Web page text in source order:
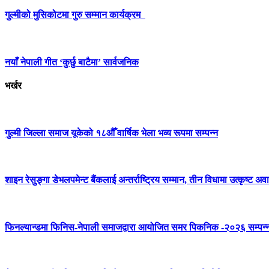
गुल्मीको मुसिकोटमा गुरु सम्मान कार्यक्रम
नयाँ नेपाली गीत ‘कुर्छु बाटैमा’ सार्वजनिक
भर्खर
गुल्मी जिल्ला समाज यूकेको १८औँ वार्षिक भेला भव्य रूपमा सम्पन्न
शाइन रेसुङ्गा डेभलपमेन्ट बैंकलाई अन्तर्राष्ट्रिय सम्मान, तीन विधामा उत्कृष्ट
फिनल्यान्डमा फिनिस-नेपाली समाजद्वारा आयोजित समर पिकनिक -२०२६